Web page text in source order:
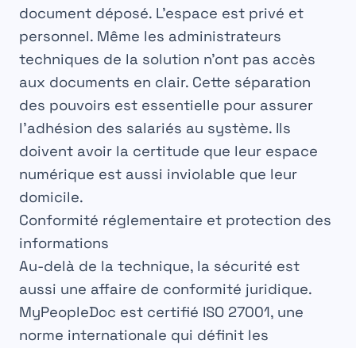
document déposé. L’espace est privé et
personnel. Même les administrateurs
techniques de la solution n’ont pas accès
aux documents en clair. Cette séparation
des pouvoirs est essentielle pour assurer
l’adhésion des salariés au système. Ils
doivent avoir la certitude que leur espace
numérique est aussi inviolable que leur
domicile.
Conformité réglementaire et protection des
informations
Au-delà de la technique, la sécurité est
aussi une affaire de conformité juridique.
MyPeopleDoc est certifié ISO 27001, une
norme internationale qui définit les